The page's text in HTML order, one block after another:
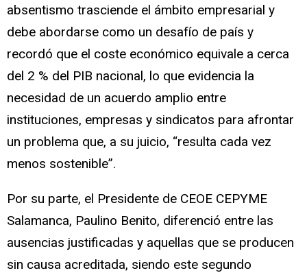
absentismo trasciende el ámbito empresarial y
debe abordarse como un desafío de país y
recordó que el coste económico equivale a cerca
del 2 % del PIB nacional, lo que evidencia la
necesidad de un acuerdo amplio entre
instituciones, empresas y sindicatos para afrontar
un problema que, a su juicio, “resulta cada vez
menos sostenible”.
Por su parte, el Presidente de CEOE CEPYME
Salamanca, Paulino Benito, diferenció entre las
ausencias justificadas y aquellas que se producen
sin causa acreditada, siendo este segundo